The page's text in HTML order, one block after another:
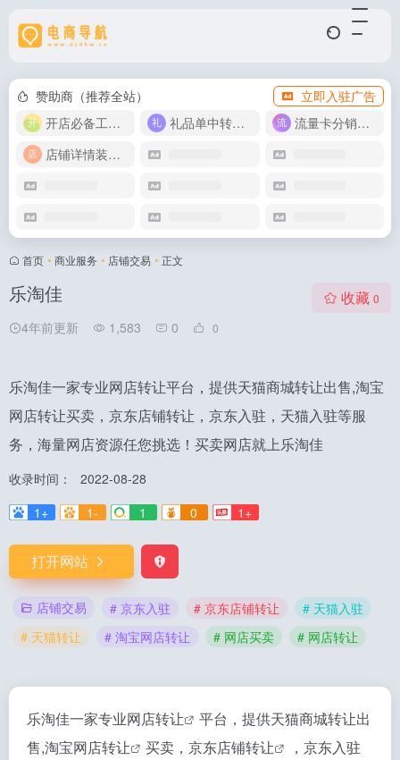
赞助商（推荐全站）
立即入驻广告
开店必备工具箱
礼品单中转同步单
流量卡分销代理
店铺详情装修模版
首页 • 商业服务 • 店铺交易 • 正文
乐淘佳
4年前更新 1,583 0 0
收藏 0
乐淘佳一家专业网店转让平台，提供天猫商城转让出售,淘宝
网店转让买卖，京东店铺转让，京东入驻，天猫入驻等服
务，海量网店资源任您挑选！买卖网店就上乐淘佳
收录时间：
2022-08-28
1+
1- 1 0 1+
打开网站
店铺交易 # 京东入驻 # 京东店铺转让
# 天猫入驻
# 天猫转让
# 淘宝网店转让 # 网店买卖 # 网店转让
乐淘佳一家专业网店转让
平台，提供天猫商城转让出
售,淘宝网店转让 买卖， 京东店铺转让 ， 京东入驻